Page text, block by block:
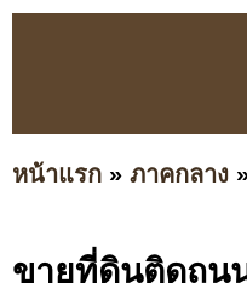
หน้าแรก » ภาคกลาง
ขายที่ดินติดถน